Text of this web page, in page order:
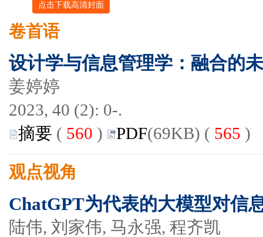
点击下载高清封面
卷首语
设计学与信息管理学：融合的
姜婷婷
2023, 40 (2): 0-.
摘要 ( 560 ) PDF(69KB) ( 565 )
观点视角
ChatGPT为代表的大模型对信
陆伟, 刘家伟, 马永强, 程齐凯